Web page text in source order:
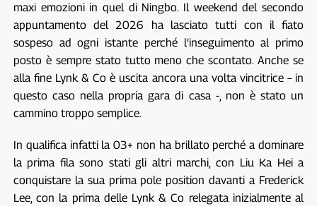
maxi emozioni in quel di Ningbo. Il weekend del secondo
appuntamento del 2026 ha lasciato tutti con il fiato
sospeso ad ogni istante perché l’inseguimento al primo
posto è sempre stato tutto meno che scontato. Anche se
alla fine Lynk & Co è uscita ancora una volta vincitrice – in
questo caso nella propria gara di casa -, non è stato un
cammino troppo semplice.
In qualifica infatti la 03+ non ha brillato perché a dominare
la prima fila sono stati gli altri marchi, con Liu Ka Hei a
conquistare la sua prima pole position davanti a Frederick
Lee, con la prima delle Lynk & Co relegata inizialmente al